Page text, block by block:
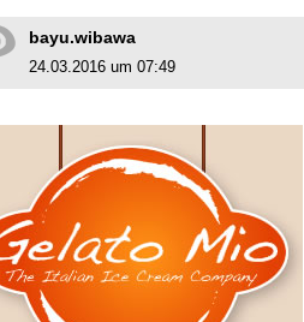
bayu.wibawa
24.03.2016 um 07:49